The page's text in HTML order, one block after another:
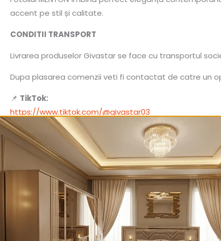
accent pe stil și calitate.
CONDITII TRANSPORT
Livrarea produselor Givastar se face cu transportul
Dupa plasarea comenzii veti fi contactat de catre un
📌 TikTok:
https://www.tiktok.com/@givastar03
📌Facebook:
https://www.facebook.com/givastar
📌Instagram:
https://instagram.com/givastar_mobila
Produse similare